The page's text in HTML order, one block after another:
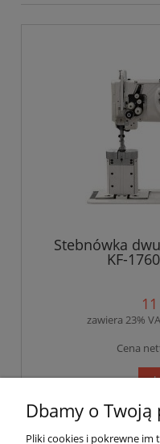
Stebnówka
KF-
zawiera 23%
Cena
Dbamy o
Pliki cookies i pokrewne